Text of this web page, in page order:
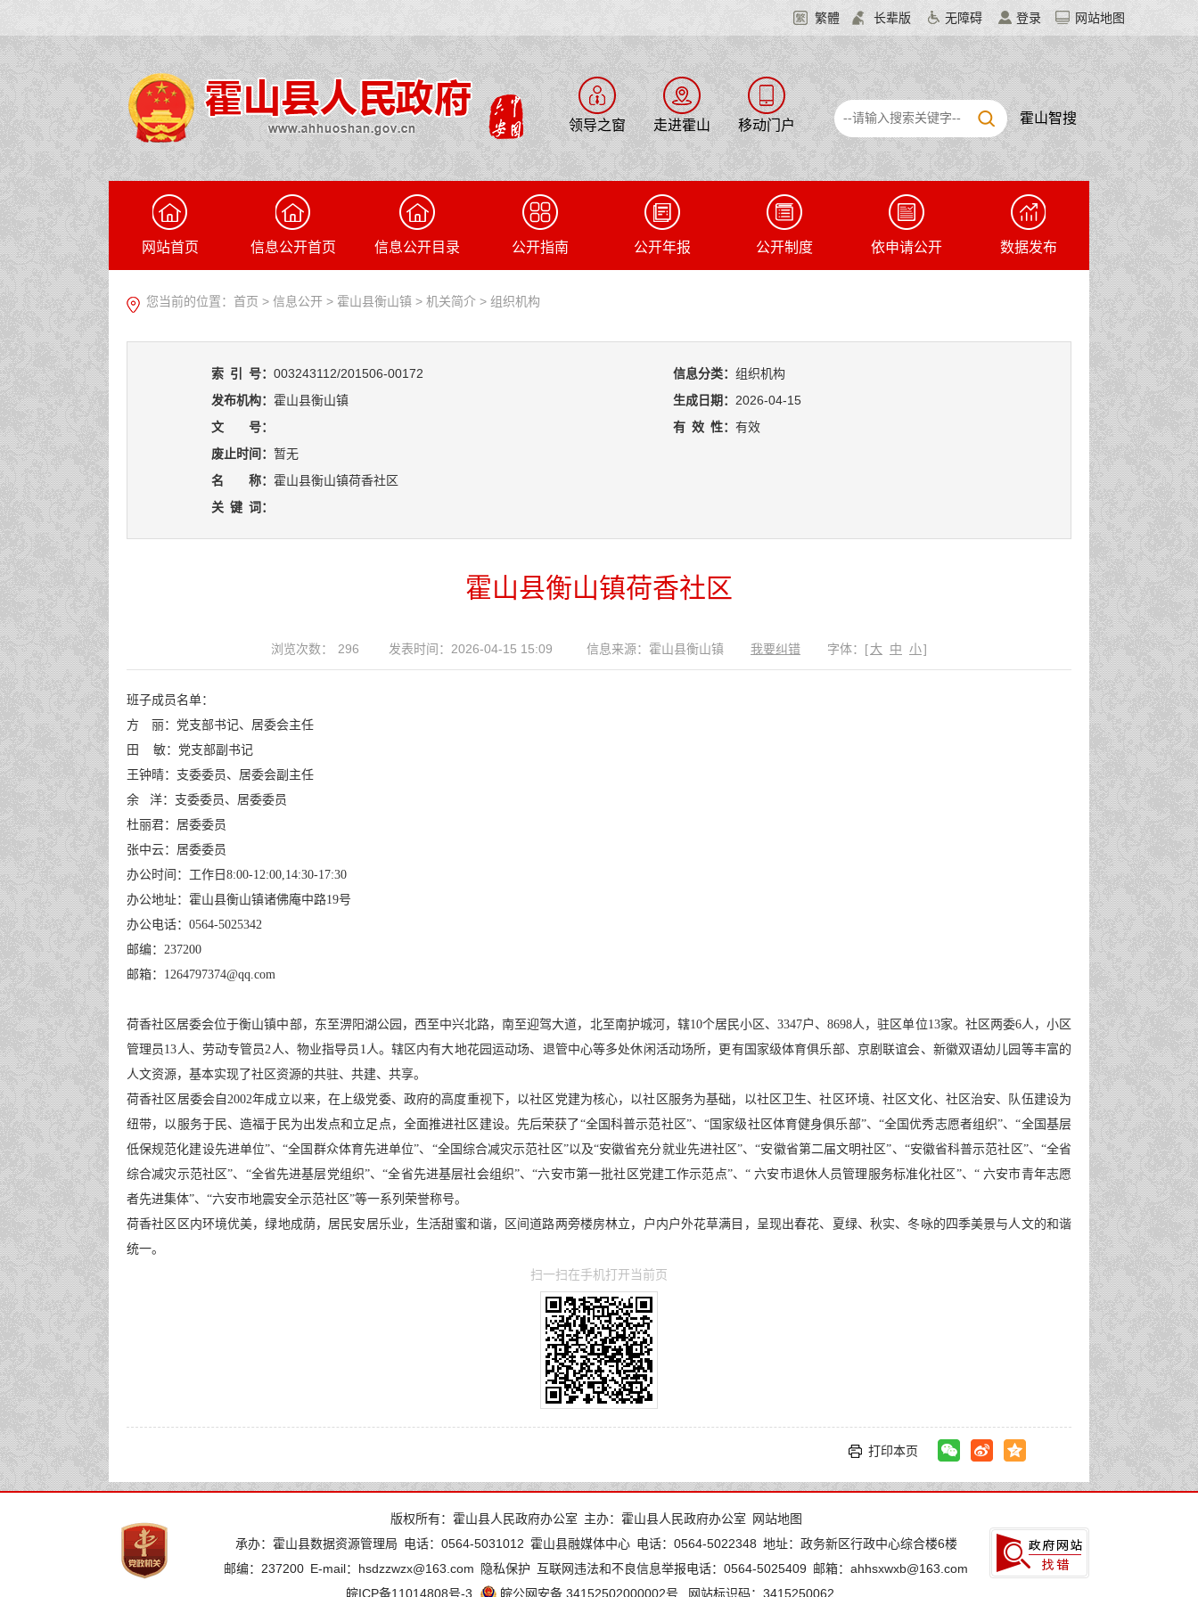
繁體 长辈版 无障碍 登录 网站地图
领导之窗 走进霍山 移动门户 霍山智搜
网站首页 信息公开首页 信息公开目录 公开指南 公开年报 公开制度 依申请公开 数据发布
您当前的位置： 首页 > 信息公开 > 霍山县衡山镇 > 机关简介 > 组织机构
索 引 号： 003243112/201506-00172 信息分类： 组织机构
发布机构： 霍山县衡山镇 生成日期： 2026-04-15
文 号：
有 效 性： 有效
废止时间： 暂无
名 称： 霍山县衡山镇荷香社区
关 键 词：
霍山县衡山镇荷香社区
浏览次数： 296 发表时间：2026-04-15 15:09 信息来源：霍山县衡山镇 我要纠错 字体： [大 中 小]
班子成员名单：
方 丽：党支部书记、居委会主任
田 敏：党支部副书记
王钟晴：支委委员、居委会副主任
余 洋：支委委员、居委委员
杜丽君：居委委员
张中云：居委委员
办公时间：工作日8:00-12:00,14:30-17:30
办公地址：霍山县衡山镇诸佛庵中路19号
办公电话：0564-5025342
邮编：237200
邮箱：1264797374@qq.com
荷香社区居委会位于衡山镇中部，东至淠阳湖公园，西至中兴北路，南至迎驾大道，北至南护城河，辖10个居民小区、3347户、8698人，驻区单位13家。社区两委6人，小区
管理员13人、劳动专管员2人、物业指导员1人。辖区内有大地花园运动场、退管中心等多处休闲活动场所，更有国家级体育俱乐部、京剧联谊会、新徽双语幼儿园等丰富的
人文资源，基本实现了社区资源的共驻、共建、共享。
荷香社区居委会自2002年成立以来，在上级党委、政府的高度重视下，以社区党建为核心，以社区服务为基础，以社区卫生、社区环境、社区文化、社区治安、队伍建设为
纽带，以服务于民、造福于民为出发点和立足点，全面推进社区建设。先后荣获了“全国科普示范社区”、“国家级社区体育健身俱乐部”、“全国优秀志愿者组织”、“全国基层
低保规范化建设先进单位”、“全国群众体育先进单位”、“全国综合减灾示范社区”以及“安徽省充分就业先进社区”、“安徽省第二届文明社区”、“安徽省科普示范社区”、“全省
综合减灾示范社区”、“全省先进基层党组织”、“全省先进基层社会组织”、“六安市第一批社区党建工作示范点”、“ 六安市退休人员管理服务标准化社区”、“ 六安市青年志愿
者先进集体”、“六安市地震安全示范社区”等一系列荣誉称号。
荷香社区区内环境优美，绿地成荫，居民安居乐业，生活甜蜜和谐，区间道路两旁楼房林立，户内户外花草满目，呈现出春花、夏绿、秋实、冬咏的四季美景与人文的和谐
统一。
扫一扫在手机打开当前页
打印本页
版权所有：霍山县人民政府办公室 主办：霍山县人民政府办公室
网站地图
承办：霍山县数据资源管理局 电话：0564-5031012 霍山县融媒体中心 电话：0564-5022348 地址：政务新区行政中心综合楼6楼
邮编：237200 E-mail：hsdzzwzx@163.com 隐私保护 互联网违法和不良信息举报电话：0564-5025409 邮箱：ahhsxwxb@163.com
皖ICP备11014808号-3
皖公网安备 34152502000002号 网站标识码：3415250062